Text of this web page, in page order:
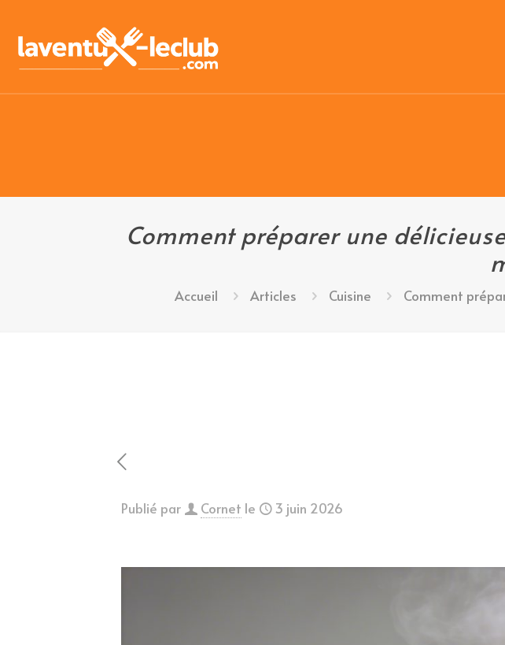
Comment préparer une
Accueil Articles Cuisine Comment
Publié par Cornet le 3 juin 2026